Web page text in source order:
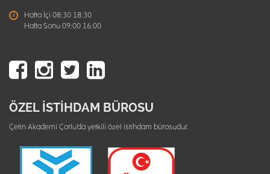
Hafta İçi 08:30 18:30
Hafta Sonu 09:00 16:00
ÖZEL İSTİHDAM BÜROSU
Çetin Akademi Çorlu'da yetkili özel istihdam bürosudur.